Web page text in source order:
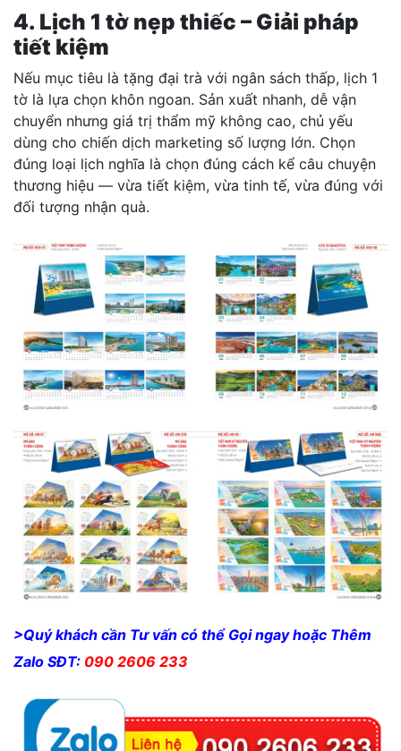
4. Lịch 1 tờ nẹp thiếc – Giải pháp
tiết kiệm
Nếu mục tiêu là tặng đại trà với ngân sách thấp, lịch 1
tờ là lựa chọn khôn ngoan. Sản xuất nhanh, dễ vận
chuyển nhưng giá trị thẩm mỹ không cao, chủ yếu
dùng cho chiến dịch marketing số lượng lớn. Chọn
đúng loại lịch nghĩa là chọn đúng cách kể câu chuyện
thương hiệu — vừa tiết kiệm, vừa tinh tế, vừa đúng với
đối tượng nhận quà.
>Quý khách cần Tư vấn có thể Gọi ngay hoặc Thêm
Zalo SĐT: 090 2606 233